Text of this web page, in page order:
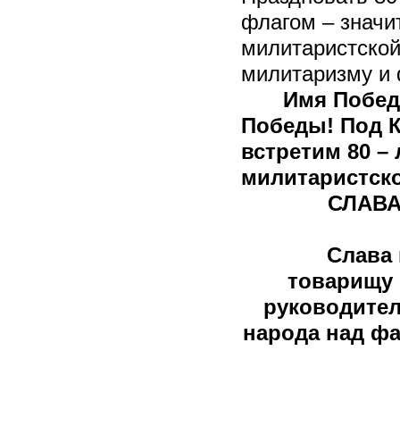
флагом –
милитаризму
Имя
Победы! Под
встретим 80
Слава
товарищу
народа над